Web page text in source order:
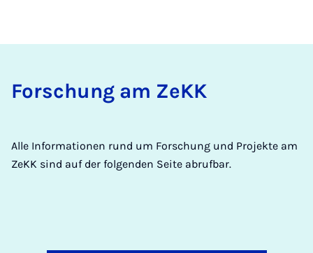
For­schung am ZeKK
Alle Informationen rund um Forschung und Projekte am
ZeKK sind auf der folgenden Seite abrufbar.